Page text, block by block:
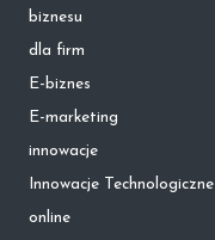
biznesu
dla firm
E-biznes
E-marketing
innowacje
Innowacje Technologiczne
online